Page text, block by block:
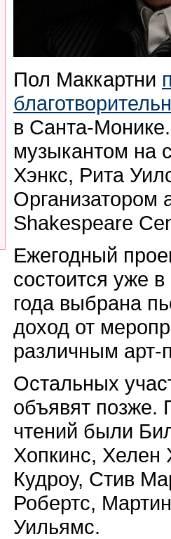
Пол Маккартни
в Санта-
музыкантом на
Хэнкс, Рита
Организатором
Shakespeare
Ежегодный
состоится уже
года выбрана
доход от
различным
Остальных
объявят позже.
чтений были
Хопкинс, Хелен
Кудроу, Стив
Робертс,
Уильямс.